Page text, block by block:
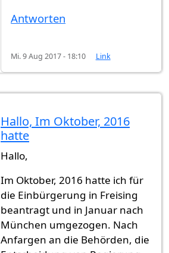
Antworten
Mi. 9 Aug 2017 - 18:10 Link
Hallo, Im Oktober, 2016
hatte
Hallo,
Im Oktober, 2016 hatte ich für
die Einbürgerung in Freising
beantragt und in Januar nach
München umgezogen. Nach
Anfargen an die Behörden, die